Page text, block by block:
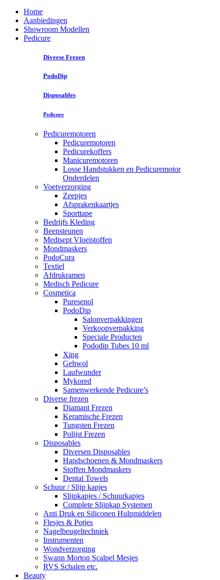
Home
Aanbiedingen
Showroom Modellen
Pedicure
Diverse Frezen
PodoDip
Disposables
Pedicure
Pedicuremotoren
Pedicuremotoren
Pedicurekoffers
Manicuremotoren
Losse Handstukken en Pedicuremotor
Onderdelen
Voetverzorging
Zeepjes
Afsprakenkaartjes
Sporttape
Bedrijfs Kleding
Beensteunen
Medisept Vloeistoffen
Mondmaskers
PodoCura
Textiel
Afdrukramen
Medisch Pedicure
Cosmetica
Puresenol
PodoDip
Salonverpakkingen
Verkoopverpakking
Speciale Producten
Pododip Tubes 10 ml
Xing
Gehwol
Laufwunder
Mykored
Samenwerkende Pedicure’s
Diverse frezen
Diamant Frezen
Keramische Frezen
Tungsten Frezen
Polijst Frezen
Disposables
Diversen Disposables
Handschoenen & Mondmaskers
Stoffen Mondmaskers
Dental Towels
Schuur / Slijp kapjes
Slijpkapjes / Schuurkapjes
Complete Slijpkap Systemen
Anti Druk en Siliconen Hulpmiddelen
Flesjes & Potjes
Nagelbeugeltechniek
Instrumenten
Wondverzorging
Swann Morton Scalpel Mesjes
RVS Schalen etc.
Beauty